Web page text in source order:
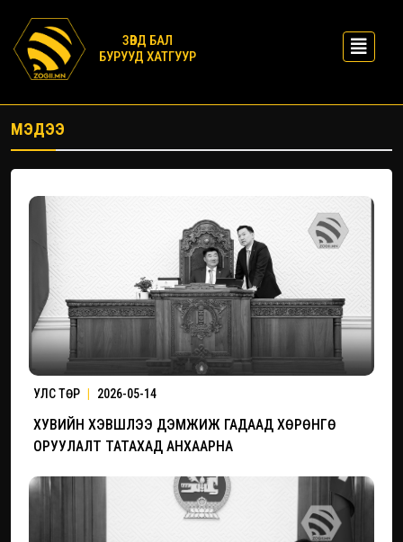
ЗӨВД БАЛ
БУРУУД ХАТГУУР
МЭДЭЭ
УЛС ТӨР 2026-05-14
ХУВИЙН ХЭВШЛЭЭ ДЭМЖИЖ ГАДААД ХӨРӨНГӨ
ОРУУЛАЛТ ТАТАХАД АНХААРНА